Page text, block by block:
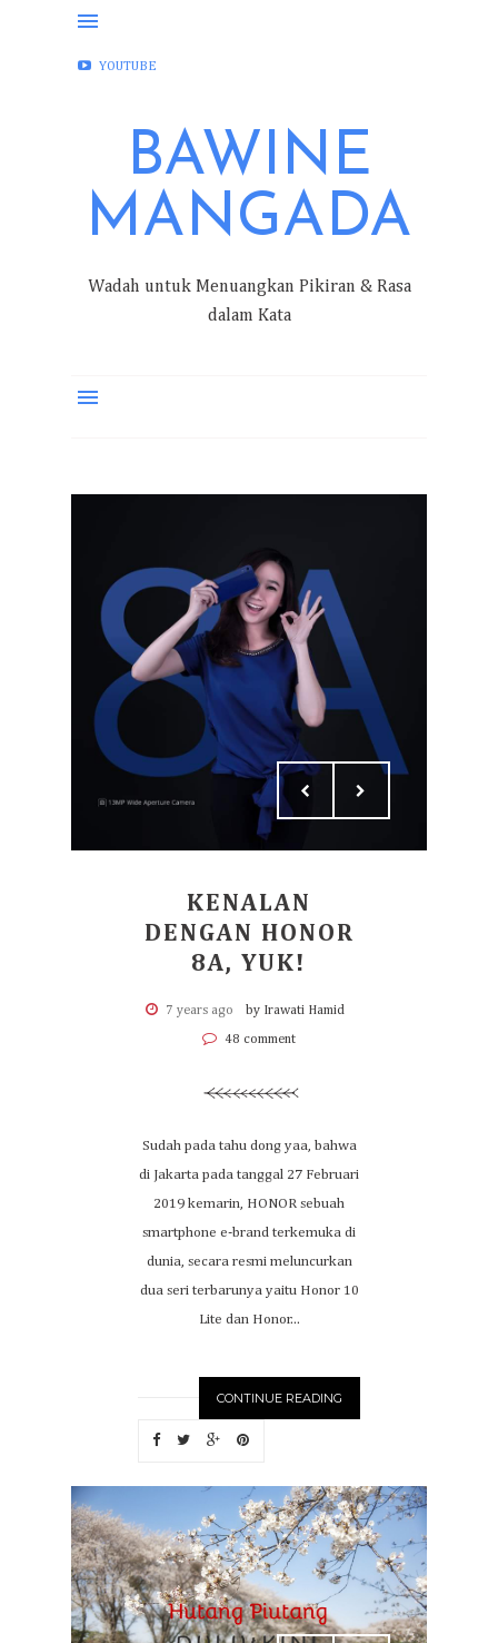
FACEBOOK
YOUTUBE
BAWINE
MANGADA
Wadah untuk Menuangkan Pikiran & Rasa
dalam Kata
KENALAN
DENGAN HONOR
8A, YUK!
7 years ago by Irawati Hamid
48 comment
Sudah pada tahu dong yaa, bahwa
di Jakarta pada tanggal 27 Februari
2019 kemarin, HONOR sebuah
smartphone e-brand terkemuka di
dunia, secara resmi meluncurkan
dua seri terbarunya yaitu Honor 10
Lite dan Honor...
CONTINUE READING